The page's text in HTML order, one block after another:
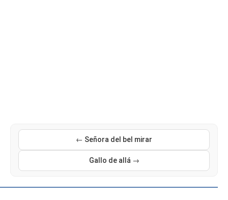
← Señora del bel mirar
Gallo de allá →